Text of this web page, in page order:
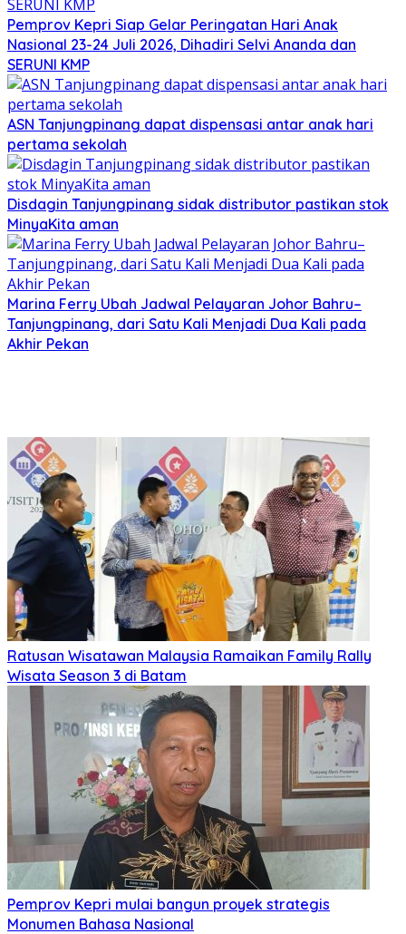
Pemprov Kepri Siap Gelar Peringatan Hari Anak
Nasional 23-24 Juli 2026, Dihadiri Selvi Ananda dan
SERUNI KMP
ASN Tanjungpinang dapat dispensasi antar anak hari
pertama sekolah
Disdagin Tanjungpinang sidak distributor pastikan stok
MinyaKita aman
Marina Ferry Ubah Jadwal Pelayaran Johor Bahru–
Tanjungpinang, dari Satu Kali Menjadi Dua Kali pada
Akhir Pekan
Ratusan Wisatawan Malaysia Ramaikan Family Rally
Wisata Season 3 di Batam
Pemprov Kepri mulai bangun proyek strategis
Monumen Bahasa Nasional